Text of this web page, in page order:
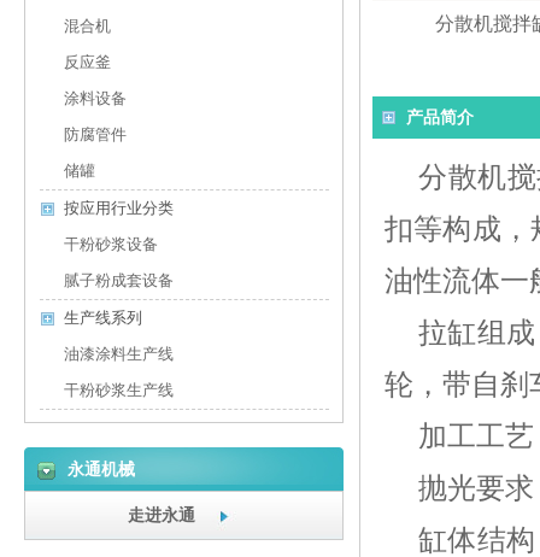
分散机搅拌
产品简介
分散机
扣等构成，
油性流体一
拉缸组
轮，带自刹
加工工
抛光要
缸体结
混合机
反应釜
涂料设备
防腐管件
储罐
按应用行业分类
干粉砂浆设备
腻子粉成套设备
生产线系列
油漆涂料生产线
干粉砂浆生产线
永通机械
走进永通